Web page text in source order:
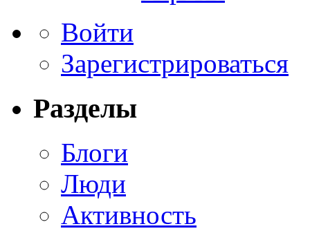
Войти
Зарегистрироваться
Разделы
Блоги
Люди
Активность